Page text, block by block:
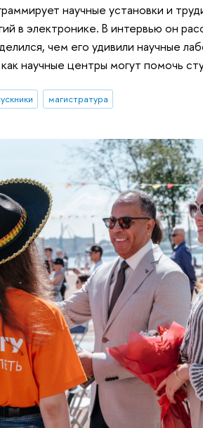
научные установки и
в электронике. В интервью он
чем его удивили научные
научные центры могут помочь
магистратура